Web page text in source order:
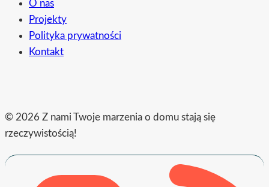
O nas
Projekty
Polityka prywatności
Kontakt
© 2026 Z nami Twoje marzenia o domu stają się
rzeczywistością!